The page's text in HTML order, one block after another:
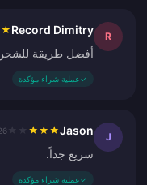
R
Record Dimitry
★
أفضل طريقة
✓عملية شراء مؤكدة
J
Jason
★
★
★
سريع جداً.
✓عملية شراء مؤكدة